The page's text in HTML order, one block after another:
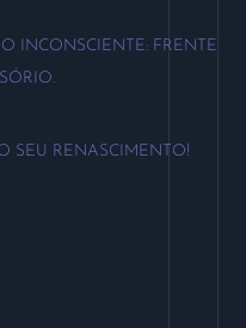
INCONSCIENTE: FRENTE
SEU RENASCIMENTO!